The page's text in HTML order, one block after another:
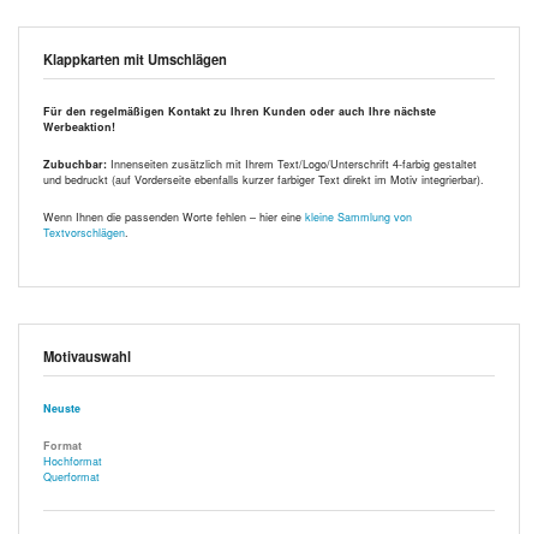
Klappkarten mit Umschlägen
Für den regelmäßigen Kontakt zu Ihren Kunden oder auch Ihre nächste
Werbeaktion!
Zubuchbar: Innenseiten zusätzlich mit Ihrem Text/Logo/Unterschrift 4-farbig gestaltet
und bedruckt (auf Vorderseite ebenfalls kurzer farbiger Text direkt im Motiv integrierbar).
Wenn Ihnen die passenden Worte fehlen – hier eine kleine Sammlung von
Textvorschlägen
Motivauswahl
Neuste
Format
Hochformat
Querformat